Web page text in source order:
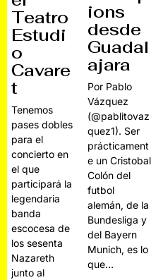
Teatro
Estudi
o
Cavare
t
Tenemos
pases dobles
para el
concierto en
el que
participará la
legendaria
banda
escocesa de
los sesenta
Nazareth
junto al
ions
desde
Guadal
ajara
Por Pablo
Vázquez
(@pablitovaz
quez1). Ser
prácticament
e un Cristobal
Colón del
futbol
alemán, de la
Bundesliga y
del Bayern
Munich, es lo
que…